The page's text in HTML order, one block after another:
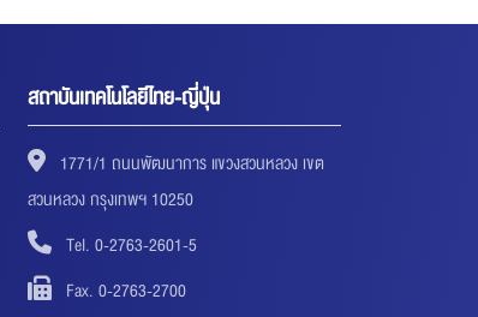
สถาบันเทคโนโลยีไทย-ญี่ปุ่น
1771/1 ถนนพัฒนาการ แขวงสวนหลวง เขต
สวนหลวง กรุงเทพฯ 10250
Tel. 0-2763-2601-5
Fax. 0-2763-2700